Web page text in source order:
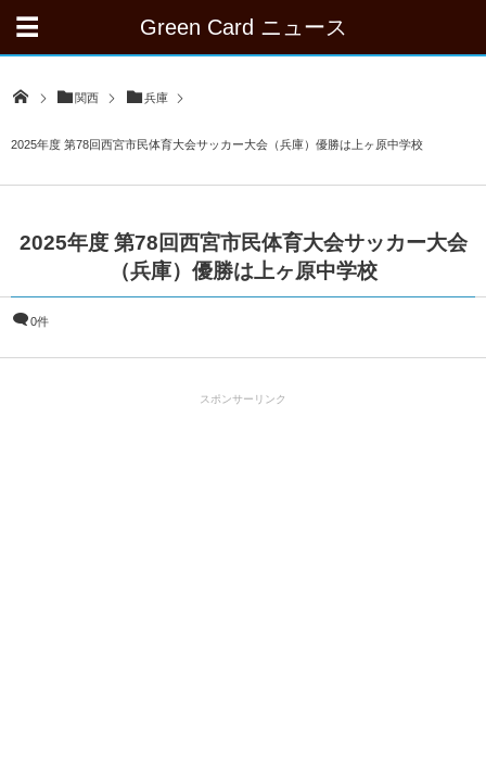
Green Card ニュース
関西 兵庫
2025年度 第78回西宮市民体育大会サッカー大会（兵庫）優勝は上ヶ原中学校
2025年度 第78回西宮市民体育大会サッカー大会
（兵庫）優勝は上ヶ原中学校
0件
スポンサーリンク